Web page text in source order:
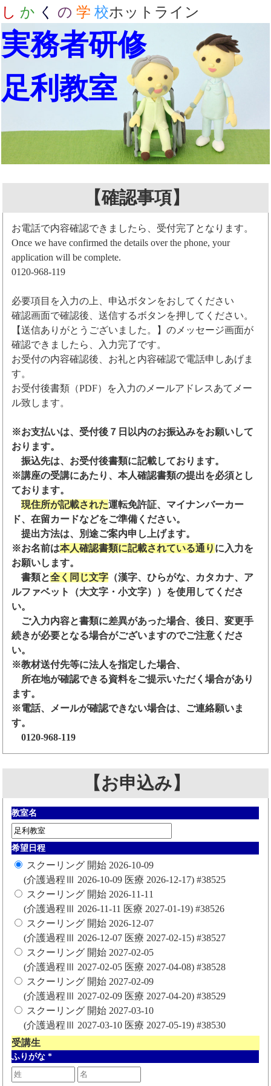
し か く の 学 校ホットライン
実務者研修
足利教室
【確認事項】
お電話で内容確認できましたら、受付完了となります。
Once we have confirmed the details over the phone, your
application will be complete.
0120-968-119
必要項目を入力の上、申込ボタンをおしてください
確認画面で確認後、送信するボタンを押してください。
【送信ありがとうございました。】のメッセージ画面が
確認できましたら、入力完了です。
お受付の内容確認後、お礼と内容確認で電話申しあげま
す。
お受付後書類（PDF）を入力のメールアドレスあてメー
ル致します。
※お支払いは、受付後７日以内のお振込みをお願いして
おります。
振込先は、お受付後書類に記載しております。
※講座の受講にあたり、本人確認書類の提出を必須とし
ております。
現住所が記載された運転免許証、マイナンバーカー
ド、在留カードなどをご準備ください。
提出方法は、別途ご案内申し上げます。
※お名前は本人確認書類に記載されている通り に入力を
お願いします。
書類と全く同じ文字 （漢字、ひらがな、カタカナ、ア
ルファベット（大文字・小文字））を使用してくださ
い。
ご入力内容と書類に差異があった場合、後日、変更手
続きが必要となる場合がございますのでご注意くださ
い。
※教材送付先等に法人を指定した場合、
所在地が確認できる資料をご提示いただく場合があり
ます。
※電話、メールが確認できない場合は、ご連絡願いま
す。
0120-968-119
【お申込み】
教室名
希望日程
スクーリング 開始 2026-10-09
(介護過程Ⅲ 2026-10-09 医療 2026-12-17) #38525
スクーリング 開始 2026-11-11
(介護過程Ⅲ 2026-11-11 医療 2027-01-19) #38526
スクーリング 開始 2026-12-07
(介護過程Ⅲ 2026-12-07 医療 2027-02-15) #38527
スクーリング 開始 2027-02-05
(介護過程Ⅲ 2027-02-05 医療 2027-04-08) #38528
スクーリング 開始 2027-02-09
(介護過程Ⅲ 2027-02-09 医療 2027-04-20) #38529
スクーリング 開始 2027-03-10
(介護過程Ⅲ 2027-03-10 医療 2027-05-19) #38530
受講生
ふりがな *